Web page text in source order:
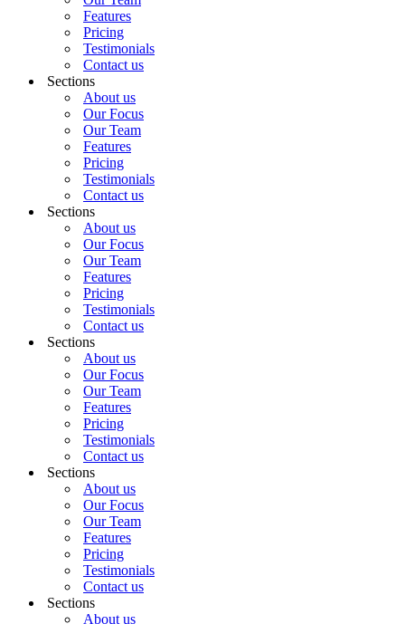
Features
Pricing
Testimonials
Contact us
Sections
About us
Our Focus
Our Team
Features
Pricing
Testimonials
Contact us
Sections
About us
Our Focus
Our Team
Features
Pricing
Testimonials
Contact us
Sections
About us
Our Focus
Our Team
Features
Pricing
Testimonials
Contact us
Sections
About us
Our Focus
Our Team
Features
Pricing
Testimonials
Contact us
Sections
About us